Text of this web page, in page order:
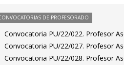
DE PROFESORADO
Convocatoria PU/22/022. Profesor
Convocatoria PU/22/027. Profesor
Convocatoria PU/22/028. Profesor